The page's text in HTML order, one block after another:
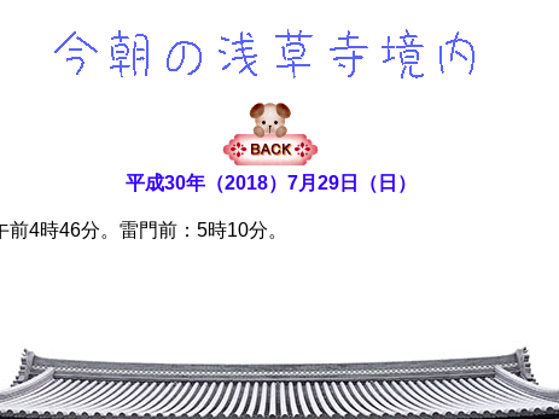
平成30年（2018）7月29日（日）
4時46分。雷門前：5時10分。